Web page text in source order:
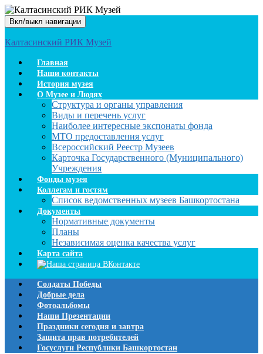
Вкл/выкл навигации
Калтасинский РИК Музей
Главная
Наши контакты
История музея
О Музее и Людях
Структура и органы управления
Виды и перечень услуг
Наиболее интересные экспонаты фонда
МТО предоставления услуг
Всероссийский Реестр Музеев
Карточка Государственного (Муниципального)
Учреждения
Фонды музея
Коллегам и гостям
Список ведомственных музеев Башкортостана
Документы
Нормативные документы
Планы
Независимая оценка качества услуг
Карта сайта
Солдаты Победы
Добрые дела
Фотоальбомы
Наши Презентации
Праздники сегодня и завтра
Защита прав потребителей
Госуслуги Республики Башкортостан